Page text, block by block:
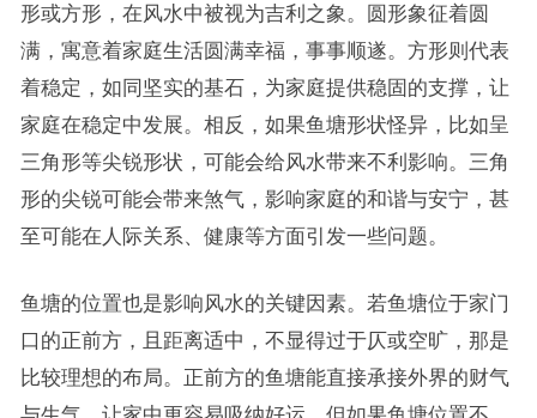
形或方形，在风水中被视为吉利之象。圆形象征着圆
满，寓意着家庭生活圆满幸福，事事顺遂。方形则代表
着稳定，如同坚实的基石，为家庭提供稳固的支撑，让
家庭在稳定中发展。相反，如果鱼塘形状怪异，比如呈
三角形等尖锐形状，可能会给风水带来不利影响。三角
形的尖锐可能会带来煞气，影响家庭的和谐与安宁，甚
至可能在人际关系、健康等方面引发一些问题。
鱼塘的位置也是影响风水的关键因素。若鱼塘位于家门
口的正前方，且距离适中，不显得过于仄或空旷，那是
比较理想的布局。正前方的鱼塘能直接承接外界的财气